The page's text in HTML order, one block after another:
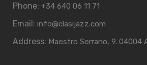
Phone: +34 640 06 11 71
Email: info@clasijazz.com
Address: Maestro Serrano, 9. 04004